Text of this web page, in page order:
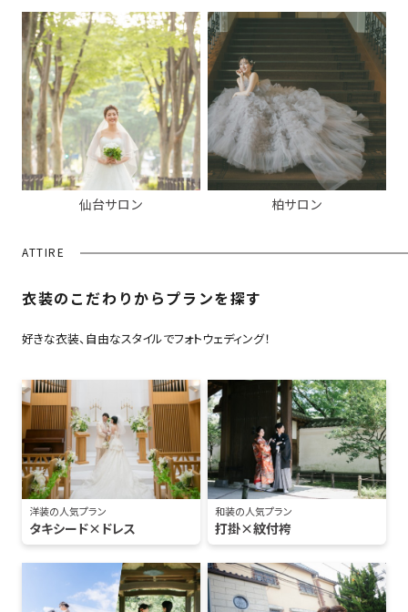
仙台サロン 柏サロン
ATTIRE
衣装のこだわりからプランを探す
好きな衣装、自由なスタイルでフォトウェディング！
洋装の人気プラン
タキシード×ドレス
和装の人気プラン
打掛×紋付袴